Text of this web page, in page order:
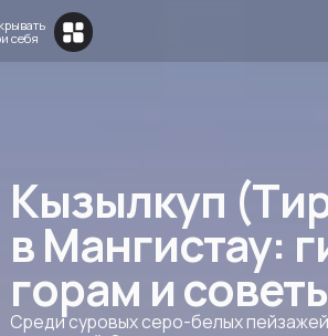
Кызылкуп
в Мангистау: гид
горам и советы
суровых серо-белых пейзажей
Здесь природа раскрасила
розовые и ослепительно белые